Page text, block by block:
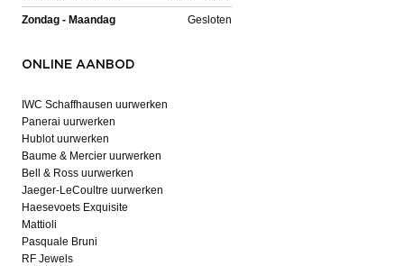
Zondag - Maandag Gesloten
ONLINE AANBOD
IWC Schaffhausen uurwerken
Panerai uurwerken
Hublot uurwerken
Baume & Mercier uurwerken
Bell & Ross uurwerken
Jaeger-LeCoultre uurwerken
Haesevoets Exquisite
Mattioli
Pasquale Bruni
RF Jewels